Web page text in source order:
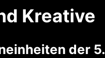
Kreative
der 5.